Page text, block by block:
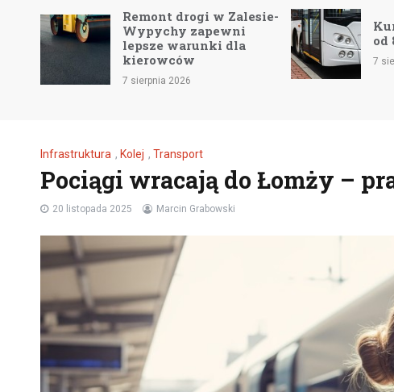
Remont drogi w Zalesie-
Wypychy zapewni
lepsze warunki dla
kierowców
7 sierpnia 2026
od
7
Infrastruktura , Kolej , Transport
Pociągi wracają do Łomży –
20 listopada 2025 Marcin Grabowski